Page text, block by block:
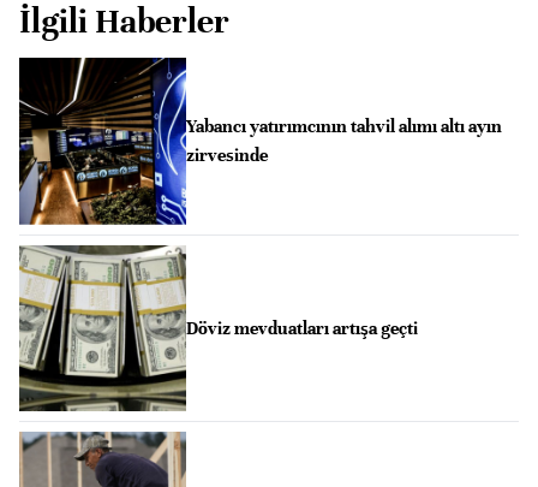
İlgili Haberler
Yabancı yatırımcının tahvil alımı altı ayın
zirvesinde
Döviz mevduatları artışa geçti